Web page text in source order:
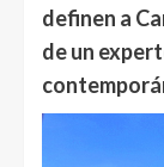
definen a
de un